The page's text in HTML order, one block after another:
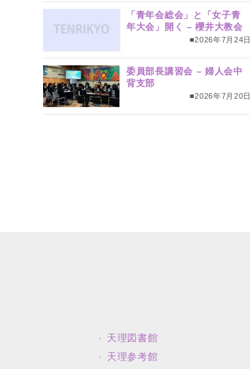
「青年会総会」と「女子青
年大会」開く – 櫻井大教会
■2026年7月24日
委員部長講習会 – 婦人会中
背支部
■2026年7月20日
天理図書館
天理参考館